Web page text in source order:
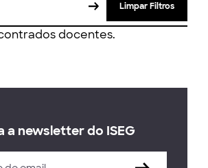
Limpar Filtros
docentes.
a newsletter do ISEG